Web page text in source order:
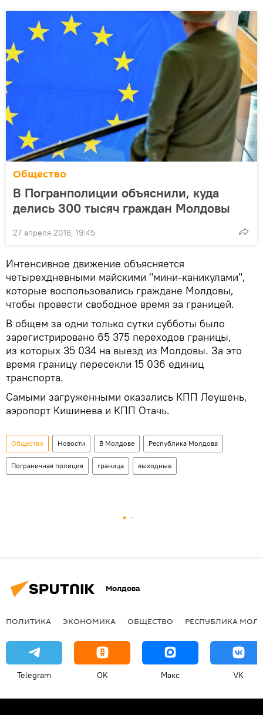
Общество
В Погранполиции объяснили, куда
делись 300 тысяч граждан Молдовы
27 апреля 2018, 19:45
Интенсивное движение объясняется
четырехдневными майскими "мини-каникулами",
которые воспользовались граждане Молдовы,
чтобы провести свободное время за границей.
В общем за одни только сутки субботы было
зарегистрировано 65 375 переходов границы,
из которых 35 034 на выезд из Молдовы. За это
время границу пересекли 15 036 единиц
транспорта.
Самыми загруженными оказались КПП Леушень,
аэропорт Кишинева и КПП Отачь.
Общество Новости В Молдове Республика Молдова
Пограничная полиция граница выходные
Молдова
ПОЛИТИКА ЭКОНОМИКА ОБЩЕСТВО РЕСПУБЛИКА
Telegram OK Макс VK